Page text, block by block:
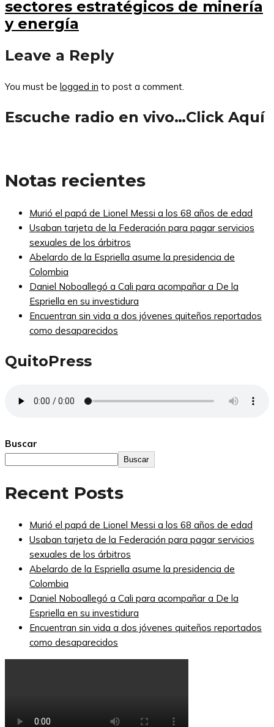
sectores estratégicos de minería
y energía
Leave a Reply
You must be logged in to post a comment.
Escuche radio en vivo…Click Aquí
Notas recientes
Murió el papá de Lionel Messi a los 68 años de edad
Usaban tarjeta de la Federación para pagar servicios
sexuales de los árbitros
Abelardo de la Espriella asume la presidencia de
Colombia
Daniel Noboallegó a Cali para acompañar a De la
Espriella en su investidura
Encuentran sin vida a dos jóvenes quiteños reportados
como desaparecidos
QuitoPress
Buscar
Buscar
Recent Posts
Murió el papá de Lionel Messi a los 68 años de edad
Usaban tarjeta de la Federación para pagar servicios
sexuales de los árbitros
Abelardo de la Espriella asume la presidencia de
Colombia
Daniel Noboallegó a Cali para acompañar a De la
Espriella en su investidura
Encuentran sin vida a dos jóvenes quiteños reportados
como desaparecidos